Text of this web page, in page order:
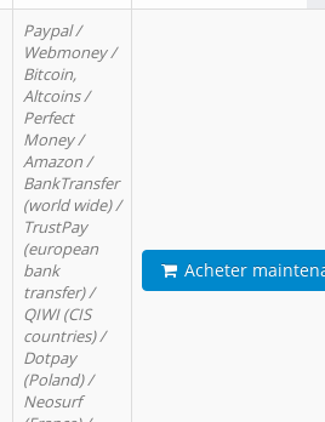
Paypal /
Webmoney /
Bitcoin,
Altcoins /
Perfect
Money /
Amazon /
BankTransfer
(world wide) /
TrustPay
(european
bank
transfer) /
QIWI (CIS
countries) /
Dotpay
(Poland) /
Neosurf
Acheter